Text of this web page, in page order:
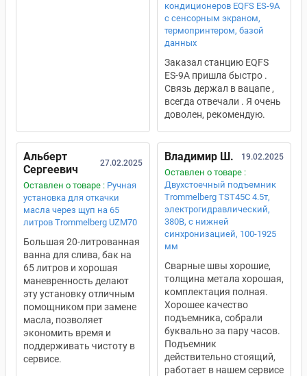
кондиционеров EQFS ES-9A
с сенсорным экраном,
термопринтером, базой
данных
Заказал станцию EQFS
ES-9A пришла быстро .
Связь держал в вацапе ,
всегда отвечали . Я очень
доволен, рекомендую.
Альберт
Сергеевич
27.02.2025
Оставлен о товаре : Ручная
установка для откачки
масла через щуп на 65
литров Trommelberg UZM70
Большая 20-литрованная
ванна для слива, бак на
65 литров и хорошая
маневренность делают
эту установку отличным
помощником при замене
масла, позволяет
экономить время и
поддерживать чистоту в
сервисе.
Владимир Ш. 19.02.2025
Оставлен о товаре :
Двухстоечный подъемник
Trommelberg TST45C 4.5т,
электрогидравлический,
380В, с нижней
синхронизацией, 100-1925
мм
Сварные швы хорошие,
толщина метала хорошая,
комплектация полная.
Хорошее качество
подъемника, собрали
буквально за пару часов.
Подъемник
действительно стоящий,
работает в нашем сервисе